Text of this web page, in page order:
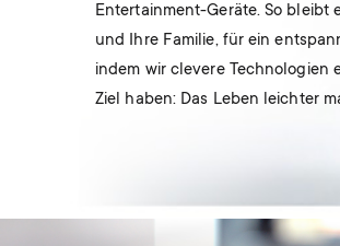
Entertainment-Geräte. So bleibt
und Ihre Familie, für ein
indem wir clevere Technologien
Ziel haben: Das Leben leichter